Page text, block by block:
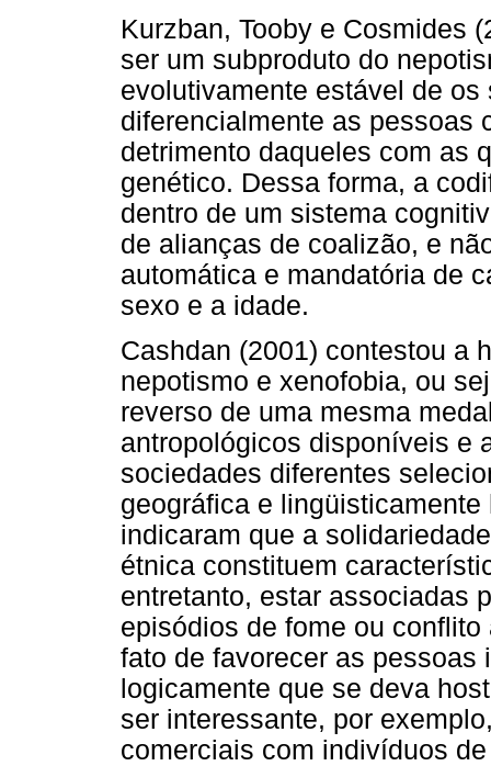
Kurzban, Tooby e Cosmides
ser um subproduto do
evolutivamente estável de
diferencialmente as pessoas
detrimento daqueles com as
genético. Dessa forma, a
dentro de um sistema
de alianças de coalizão, e
automática e mandatória de
sexo e a idade.
Cashdan (2001) contestou a
nepotismo e xenofobia, ou
reverso de uma mesma
antropológicos disponíveis e
sociedades diferentes
geográfica e
indicaram que a
étnica constituem
entretanto, estar associadas
episódios de fome ou
fato de favorecer as pessoas
logicamente que se deva
ser interessante, por
comerciais com indivíduos